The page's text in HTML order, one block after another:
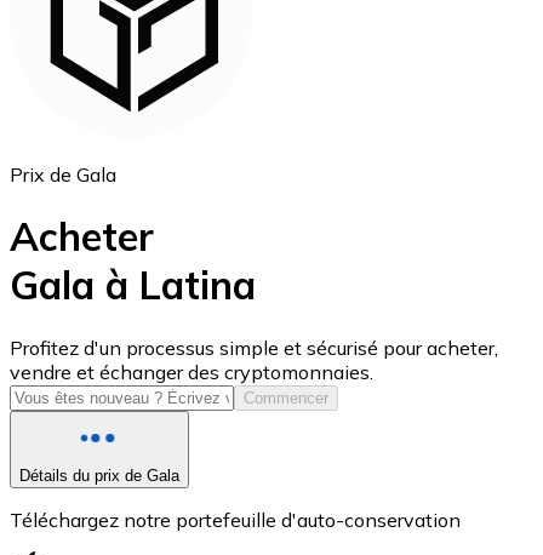
USD Coin
USDC
Prix de Gala
Acheter
Gala à Latina
Profitez d'un processus simple et sécurisé pour acheter,
vendre et échanger des cryptomonnaies.
Commencer
Détails du prix de Gala
Téléchargez notre portefeuille d'auto-conservation